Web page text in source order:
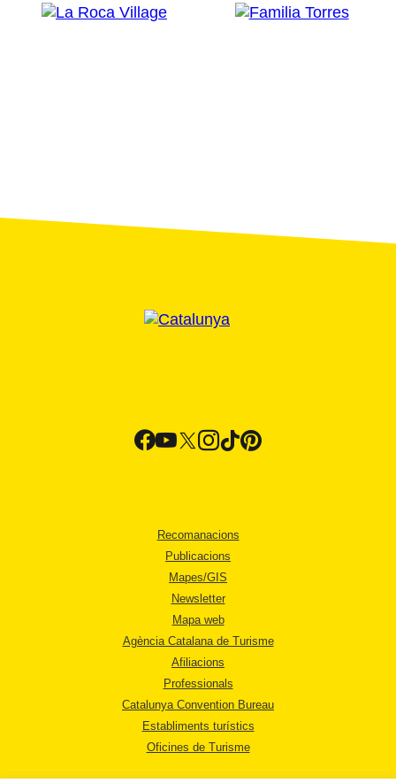
Recomanacions
Publicacions
Mapes/GIS
Newsletter
Mapa web
Agència Catalana de Turisme
Afiliacions
Professionals
Catalunya Convention Bureau
Establiments turístics
Oficines de Turisme